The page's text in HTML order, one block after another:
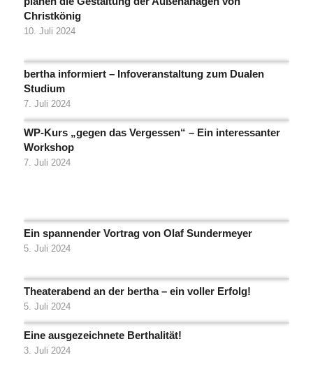
Christkönig
10. Juli 2024
bertha informiert – Infoveranstaltung zum Dualen
Studium
7. Juli 2024
WP-Kurs „gegen das Vergessen“ – Ein interessanter
Workshop
7. Juli 2024
Ein spannender Vortrag von Olaf Sundermeyer
5. Juli 2024
Theaterabend an der bertha – ein voller Erfolg!
5. Juli 2024
Eine ausgezeichnete Berthalität!
3. Juli 2024